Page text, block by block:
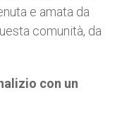
e amata da
comunità, da
con un